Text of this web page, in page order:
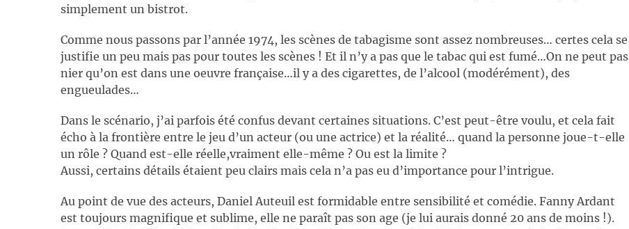
simplement un bistrot.
Comme nous passons par l’année 1974, les scènes de tabagisme sont assez nombreuses… certes cela se
justifie un peu mais pas pour toutes les scènes ! Et il n’y a pas que le tabac qui est fumé…On ne peut pas
nier qu’on est dans une oeuvre française…il y a des cigarettes, de l’alcool (modérément), des
engueulades…
Dans le scénario, j’ai parfois été confus devant certaines situations. C’est peut-être voulu, et cela fait
écho à la frontière entre le jeu d’un acteur (ou une actrice) et la réalité… quand la personne joue-t-elle
un rôle ? Quand est-elle réelle,vraiment elle-même ? Ou est la limite ?
Aussi, certains détails étaient peu clairs mais cela n’a pas eu d’importance pour l’intrigue.
Au point de vue des acteurs, Daniel Auteuil est formidable entre sensibilité et comédie. Fanny Ardant
est toujours magnifique et sublime, elle ne paraît pas son age (je lui aurais donné 20 ans de moins !).